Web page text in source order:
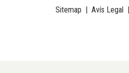
Sitemap | Avís Legal |